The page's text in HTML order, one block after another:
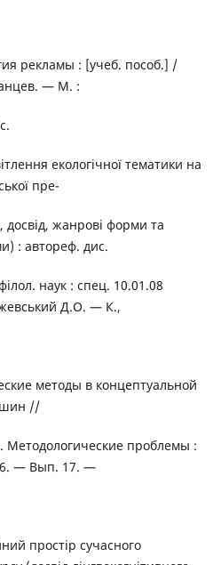
рекламы : [учеб. пособ.] /
— М. :
екологічної тематики на
пре-
жанрові форми та
: автореф. дис.
наук : спец. 10.01.08
Д.О. — К.,
методы в концептуальной
//
Методологические проблемы :
— Вып. 17. —
простір сучасного